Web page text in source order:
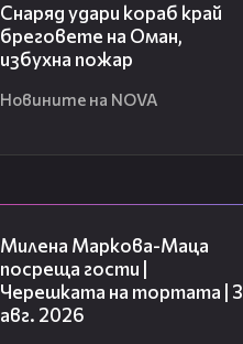
Снаряд удари кораб край
бреговете на Оман,
избухна пожар
Новините на NOVA
Милена Маркова-Маца
посреща гости |
Черешката на тортата | 3
авг. 2026